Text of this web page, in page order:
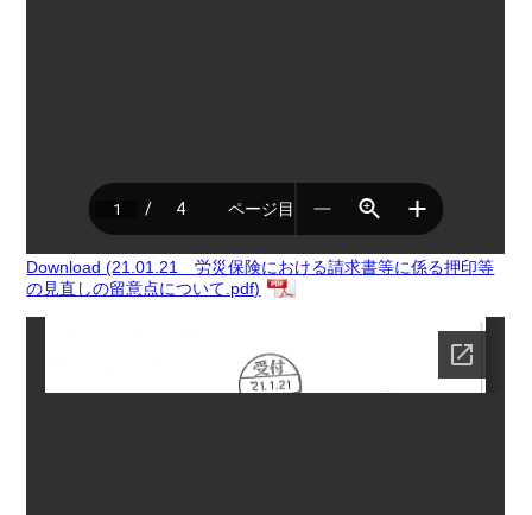
Download (21.01.21 労災保険における請求書等に係る押印等
の見直しの留意点について.pdf)